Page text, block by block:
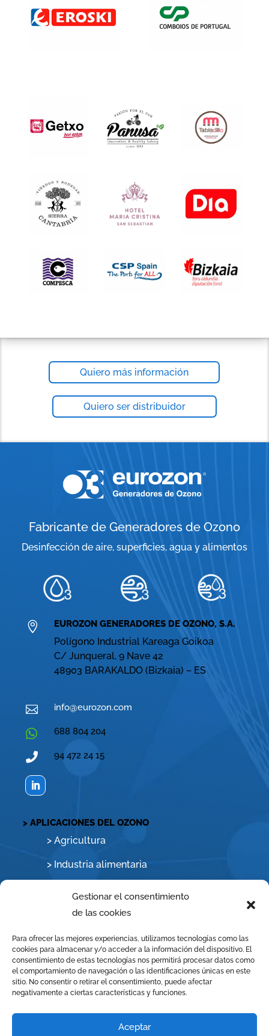
Gestionar el consentimiento
de las cookies
Para ofrecer las mejores experiencias, utilizamos tecnologías como las
cookies para almacenar y/o acceder a la información del dispositivo. El
consentimiento de estas tecnologías nos permitirá procesar datos como
el comportamiento de navegación o las identificaciones únicas en este
sitio. No consentir o retirar el consentimiento, puede afectar
negativamente a ciertas características y funciones.
Aceptar
Quiero más información
Quiero ser distribuidor
Fabricante de Generadores de Ozono
Desinfección de aire, superficies, agua y alimentos
 EUROZON GENERADORES DE OZONO, S.A.
Polígono Industrial Kareaga Goikoa
C/ Junqueral, 9 Nave 42
48903 BARAKALDO (Bizkaia) – ES
 info@eurozon.com
 688 804 204
 94 472 24 15
> APLICACIONES DEL OZONO
> Agricultura
> Industria alimentaria
Agua de procesos
>Piscinas y aguas de baño
>Lavanderías
>Desinfección de ambientes y control de
olores
Comercios y hostelería